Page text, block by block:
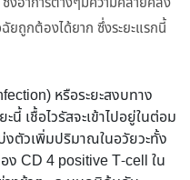
ยถูกต้องได้ยาก ซึ่งระยะแรกนี้
หรือระยะสงบทาง
เชื้อไวรัสจะเข้าไปอยู่ในต่อม
งตัวเพิ่มปริมาณในอวัยวะทั้ง
CD 4 positive T-cell ใน